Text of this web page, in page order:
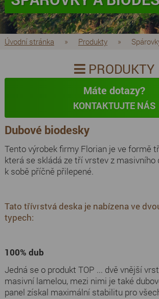
Úvodní stránka » Produkty »
PRODUKTY
Máte dotazy?
KONTAKTUJTE NÁS
Dubové biodesky
Tento výrobek firmy Florian je ve formě
která se skládá ze tří vrstev z masivního
k sobě příčně přilepené.
Tato třívrstvá deska je nabízena ve
typech:
100% dub
Jedná se o produkt TOP ... dvě vnější
masivní lamelou, mezi nimi je také
panel získal maximální stabilitu pro